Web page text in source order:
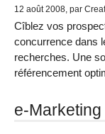
12 août 2008, par
Cîblez vos
concurrence dans
recherches. Une
référencement
e-Marketing